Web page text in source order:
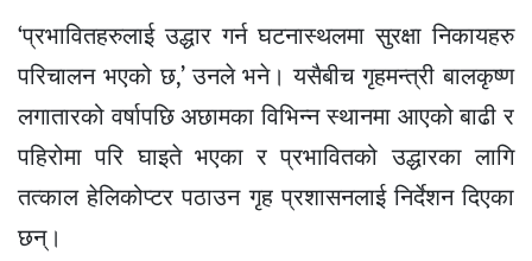
‘प्रभावितहरुलाई उद्धार गर्न घटनास्थलमा सुरक्षा निकायहरु
परिचालन भएको छ,’ उनले भने। यसैबीच गृहमन्त्री बालकृष्ण
लगातारको वर्षापछि अछामका विभिन्न स्थानमा आएको बाढी र
पहिरोमा परि घाइते भएका र प्रभावितको उद्धारका लागि
तत्काल हेलिकोप्टर पठाउन गृह प्रशासनलाई निर्देशन दिएका
छन्।